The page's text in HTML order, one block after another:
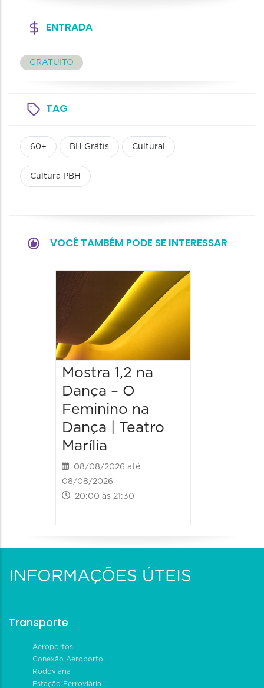
ENTRADA
GRATUITO
TAG
60+ BH Grátis Cultural
Cultura PBH
VOCÊ TAMBÉM PODE SE INTERESSAR
Mostra 1,2 na
Dança – O
Feminino na
Dança | Teatro
Marília
08/08/2026 até
08/08/2026
20:00 às 21:30
INFORMAÇÕES ÚTEIS
Transporte
Aeroportos
Conexão Aeroporto
Rodoviária
Estação Ferroviária